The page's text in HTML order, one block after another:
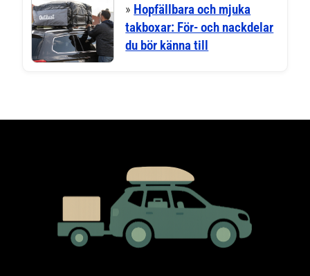
» Hopfällbara och mjuka
takboxar: För- och nackdelar
du bör känna till